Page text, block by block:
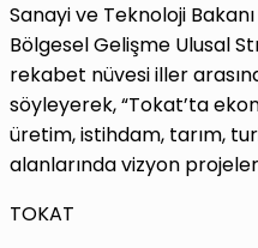
Sanayi ve Teknoloji
Bölgesel Gelişme Ulusal
rekabet nüvesi iller
söyleyerek, “Tokat’ta
üretim, istihdam, tarım,
alanlarında vizyon
TOKAT